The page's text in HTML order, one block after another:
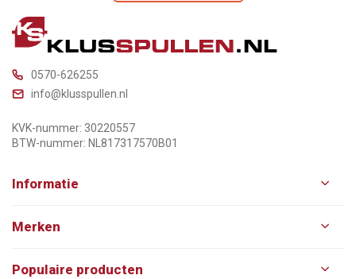
0570-626255
info@klusspullen.nl
KVK-nummer: 30220557
BTW-nummer: NL817317570B01
Informatie
Merken
Populaire producten